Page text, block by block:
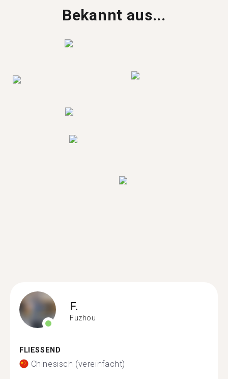
Bekannt aus...
F.
Fuzhou
FLIESSEND
Chinesisch (vereinfacht)